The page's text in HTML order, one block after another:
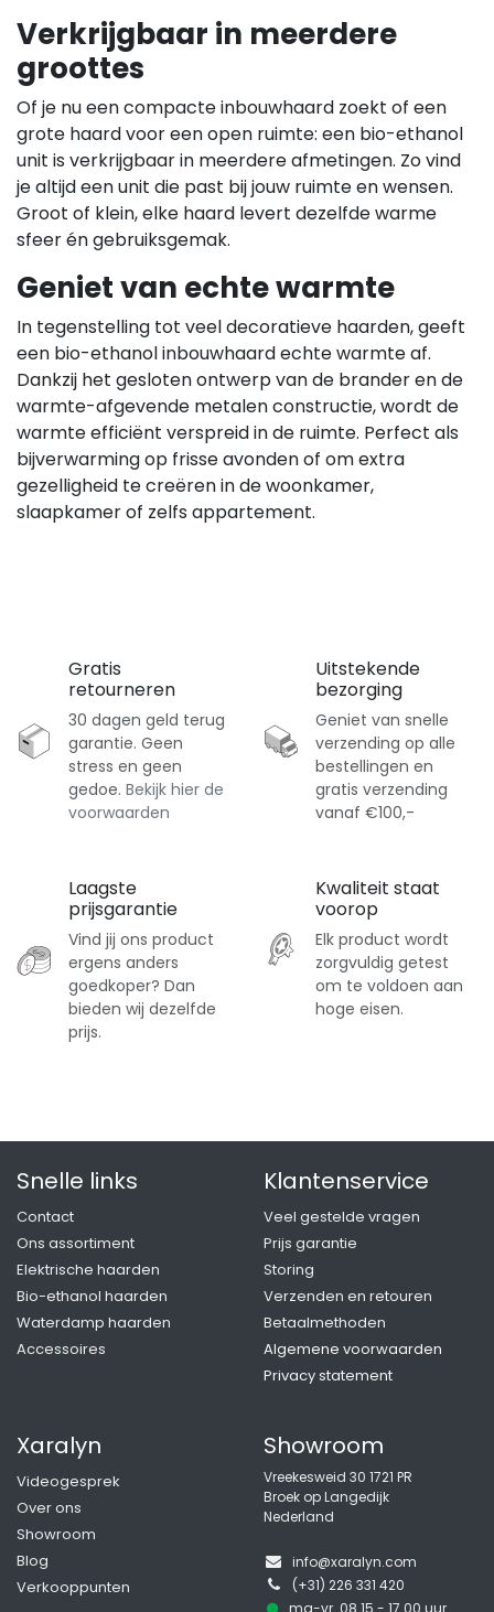
Verkrijgbaar in meerdere
groottes
Of je nu een compacte inbouwhaard zoekt of een
grote haard voor een open ruimte: een bio-ethanol
unit is verkrijgbaar in meerdere afmetingen. Zo vind
je altijd een unit die past bij jouw ruimte en wensen.
Groot of klein, elke haard levert dezelfde warme
sfeer én gebruiksgemak.
Geniet van echte warmte
In tegenstelling tot veel decoratieve haarden, geeft
een bio-ethanol inbouwhaard echte warmte af.
Dankzij het gesloten ontwerp van de brander en de
warmte-afgevende metalen constructie, wordt de
warmte efficiënt verspreid in de ruimte. Perfect als
bijverwarming op frisse avonden of om extra
gezelligheid te creëren in de woonkamer,
slaapkamer of zelfs appartement.
Gratis
retourneren
30 dagen geld terug
garantie. Geen
stress en geen
gedoe.Bekijk hier de
voorwaarden
Uitstekende
bezorging
Geniet van snelle
verzending op alle
bestellingen en
gratis verzending
vanaf €100,-
Laagste
prijsgarantie
Vind jij ons product
ergens anders
goedkoper? Dan
bieden wij dezelfde
prijs.
Kwaliteit staat
voorop
Elk product wordt
zorgvuldig getest
om te voldoen aan
hoge eisen.
Snelle links
Contact
Ons assortiment
Elektrische haarden
Bio-ethanol haarden
Waterdamp haarden
Accessoires
Klantenservice
Veel gestelde vragen
Prijs garantie
Storing
Verzenden en retouren
Betaalmethoden
Algemene voorwaarden
Privacy statement
Xaralyn
Videogesprek
Over ons
Showroom
Blog
Verkooppunten
Showroom
Vreekesweid 30 1721 PR
Broek op Langedijk
Nederland
info@xaralyn.com
(+31) 226 331 420
ma-vr 08.15 - 17.00 uur